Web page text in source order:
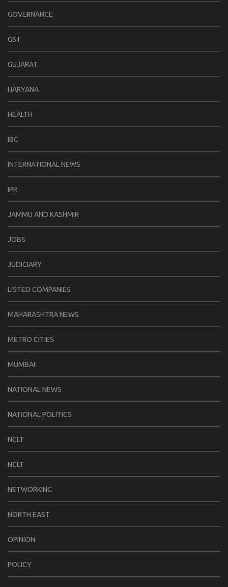
GOVERNANCE
GST
GUJARAT
HARYANA
HEALTH
IBC
INTERNATIONAL NEWS
IPR
JAMMU AND KASHMIR
JOBS
JUDICIARY
LISTED COMPANIES
MAHARASHTRA NEWS
METRO CITIES
MUMBAI
NATIONAL NEWS
NATIONAL POLITICS
NCLT
NCLT
NETWORKING
NORTH EAST
OPINION
POLICY